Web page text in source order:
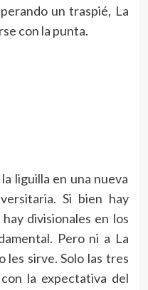
un traspié, La
con la punta.
liguilla en una nueva
Si bien hay
divisionales en los
Pero ni a La
les sirve. Solo las tres
la expectativa del